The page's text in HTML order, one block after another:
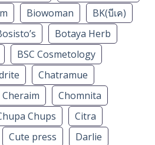
Biowoman
BK(บีเค)
Botaya Herb
BSC Cosmetology
Chatramue
Cheraim
Chomnita
Chups
Citra
Cute press
Darlie